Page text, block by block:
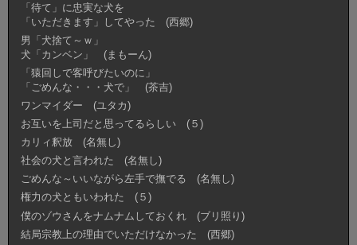
「待て」に忠実な犬を
「いただきます」してやった (西郷)
男「犬捨て～ｗ」
犬「カンベン」 (まもーん)
「猿回しで客呼びたいのに」
「ごめんな・・・犬で」 (茶吉)
ワンマイダー (ユタカ)
お互いを上司だと思ってるらしい (５)
カリィ釈放 (名無し)
社会の犬と言われた (名無し)
ごめんな～いいながら左手で撫でる (名無し)
権力の犬ともいわれた (５)
僕のゾウさんをナムナムしておくれ (ブリ照り)
結局宗教上の理由でいただけなかった (西郷)